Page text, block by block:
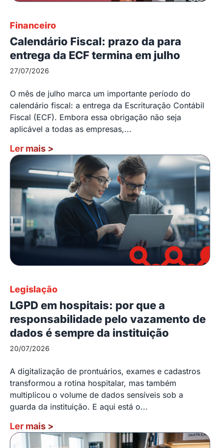
Financeiro
Calendário Fiscal: prazo da para
entrega da ECF termina em julho
27/07/2026
O mês de julho marca um importante período do
calendário fiscal: a entrega da Escrituração Contábil
Fiscal (ECF). Embora essa obrigação não seja
aplicável a todas as empresas,...
Ler mais >
Legislação
LGPD em hospitais: por que a
responsabilidade pelo vazamento de
dados é sempre da instituição
20/07/2026
A digitalização de prontuários, exames e cadastros
transformou a rotina hospitalar, mas também
multiplicou o volume de dados sensíveis sob a
guarda da instituição. E aqui está o...
Ler mais >